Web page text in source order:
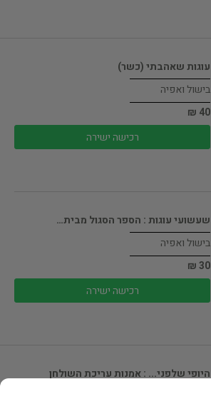
עוגות שאהבתי (כשר)
בישול ואפיה
40 ₪
רכישה ישירה
שעשועי עוגות : הספר הסגול מבית…
בישול ואפיה
30 ₪
רכישה ישירה
היופי שלפני... : אמנות עריכת השולחן